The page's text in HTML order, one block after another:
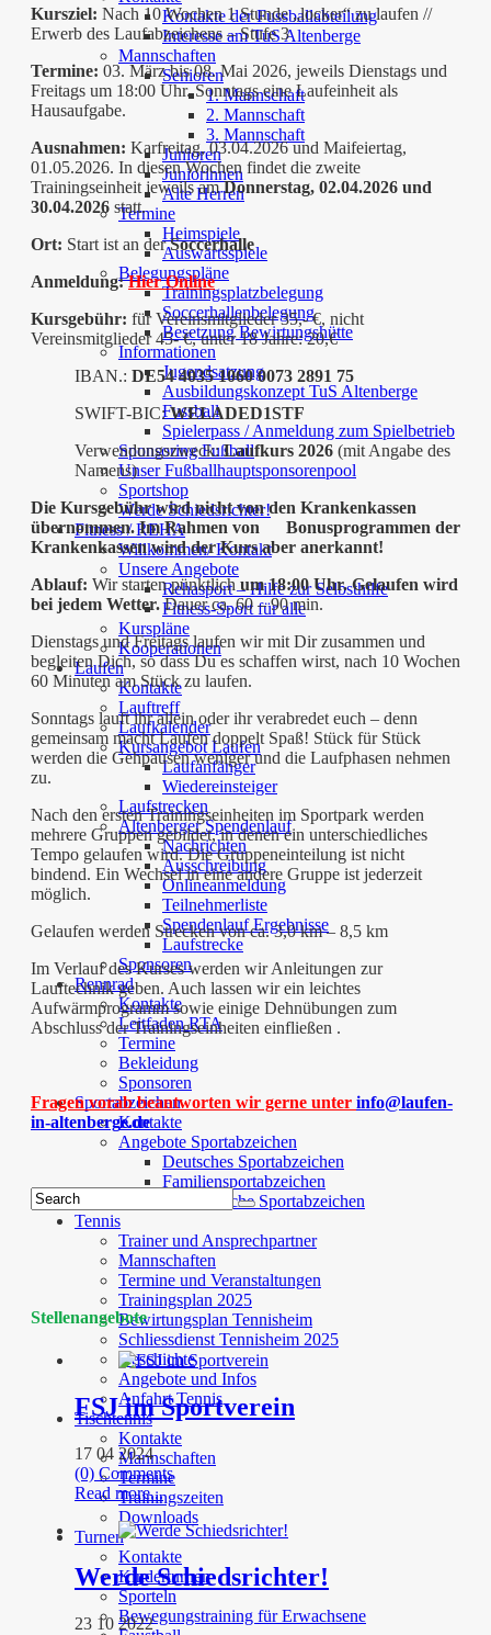
Kontakte der Fussballabteilung
Interesse am TuS Altenberge
Mannschaften
Senioren
1. Mannschaft
2. Mannschaft
3. Mannschaft
Junioren
Juniorinnen
Alte Herren
Termine
Heimspiele
Auswärtsspiele
Belegungspläne
Trainingsplatzbelegung
Soccerhallenbelegung
Besetzung Bewirtungshütte
Informationen
Jugendsatzung
Ausbildungskonzept TuS Altenberge
Fussball
Spielerpass / Anmeldung zum Spielbetrieb
Sponsoring Fußball
Unser Fußballhauptsponsorenpool
Sportshop
Werde Schiedsrichter!
Fitness / REHA
Willkommen/ Kontakt
Unsere Angebote
Rehasport – Hilfe zur Selbsthilfe
Fitness-Sport für alle
Kurspläne
Kooperationen
Laufen
Kontakte
Lauftreff
Laufkalender
Kursangebot Laufen
Laufanfänger
Wiedereinsteiger
Laufstrecken
Altenberger Spendenlauf
Nachrichten
Ausschreibung
Onlineanmeldung
Teilnehmerliste
Spendenlauf Ergebnisse
Laufstrecke
Sponsoren
Rennrad
Kontakte
Leitfaden RTA
Termine
Bekleidung
Sponsoren
Sportabzeichen
Kontakte
Angebote Sportabzeichen
Deutsches Sportabzeichen
Familiensportabzeichen
Norwegische Sportabzeichen
Tennis
Trainer und Ansprechpartner
Mannschaften
Termine und Veranstaltungen
Trainingsplan 2025
Bewirtungsplan Tennisheim
Schliessdienst Tennisheim 2025
Geschichte
Angebote und Infos
Anfahrt Tennis
Tischtennis
Kontakte
Mannschaften
Termine
Trainingszeiten
Downloads
Turnen
Kontakte
Kinderturnen
Sporteln
Bewegungstraining für Erwachsene
Kursziel: Nach 10 Wochen 1 Stunde „locker“ zu laufen //
Erwerb des Laufabzeichens – Stufe 3
Termine: 03. März bis 08. Mai 2026, jeweils Dienstags und
Freitags um 18:00 Uhr. Sonntags eine Laufeinheit als
Hausaufgabe.
Ausnahmen: Karfreitag, 03.04.2026 und Maifeiertag,
01.05.2026. In diesen Wochen findet die zweite
Trainingseinheit jeweils amDonnerstag, 02.04.2026 und
30.04.2026 statt.
Ort: Start ist an der Soccerhalle
Anmeldung: Hier Online
Kursgebühr: für Vereinsmitglieder 35,- €, nicht
Vereinsmitglieder 45- €, unter 18 Jahre: 20,€
IBAN.: DE54 4035 1060 0073 2891 75
SWIFT-BIC:WELADED1STF
Verwendungszweck:Laufkurs 2026 (mit Angabe des
Namens)
Die Kursgebühr wird nicht von den Krankenkassen
übernommen. Im Rahmen von
Bonusprogrammen der
Krankenkassen wird der Kurs aber anerkannt!
Ablauf: Wir starten pünktlich um 18:00Uhr.Gelaufen wird
bei jedem Wetter. Dauer ca. 60 – 90 min.
Dienstags und Freitags laufen wir mit Dir zusammen und
begleiten Dich, so dass Du es schaffen wirst, nach 10 Wochen
60 Minuten am Stück zu laufen.
Sonntags lauft ihr allein oder ihr verabredet euch – denn
gemeinsam macht Laufen doppelt Spaß! Stück für Stück
werden die Gehpausen weniger und die Laufphasen nehmen
zu.
Nach den ersten Trainingseinheiten im Sportpark werden
mehrere Gruppen gebildet, in denen ein unterschiedliches
Tempo gelaufen wird. Die Gruppeneinteilung ist nicht
bindend. Ein Wechsel in eine andere Gruppe ist jederzeit
möglich.
Gelaufen werden Strecken von ca. 3,0 km – 8,5 km
Im Verlauf des Kurses werden wir Anleitungen zur
Lauftechnik geben. Auch lassen wir ein leichtes
Aufwärmprogramm sowie einige Dehnübungen zum
Abschluss der Trainingseinheiten einfließen .
Fragen vorab beantworten wir gerne unter info@laufen-
in-altenberge.de
Stellenangebote
FSJ im Sportverein
17 04 2024
(0) Comments
Read more...
Werde Schiedsrichter!
23 10 2022